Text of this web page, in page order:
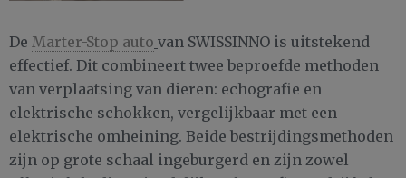
De Marter-Stop auto van SWISSINNO is uitstekend
effectief. Dit combineert twee beproefde methoden
van verplaatsing van dieren: echografie en
elektrische schokken, vergelijkbaar met een
elektrische omheining. Beide bestrijdingsmethoden
zijn op grote schaal ingeburgerd en zijn zowel